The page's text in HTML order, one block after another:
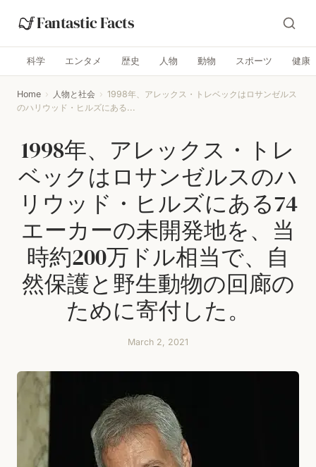
Fantastic Facts
科学 エンタメ 歴史 人物 動物 スポーツ 健康
Home › 人物と社会 › 1998年、アレックス・トレベックはロサンゼルス
のハリウッド・ヒルズにある...
1998年、アレックス・トレ
ベックはロサンゼルスのハ
リウッド・ヒルズにある74
エーカーの未開発地を、当
時約200万ドル相当で、自
然保護と野生動物の回廊の
ために寄付した。
March 2, 2021